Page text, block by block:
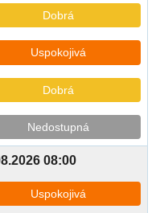
Dobrá
Uspokojivá
Dobrá
Nedostupná
08:00
Uspokojivá